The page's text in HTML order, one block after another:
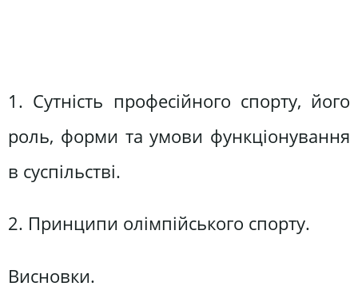
1. Сутність професійного спорту, його
роль, форми та умови функціонування
в суспільстві.
2. Принципи олімпійського спорту.
Висновки.